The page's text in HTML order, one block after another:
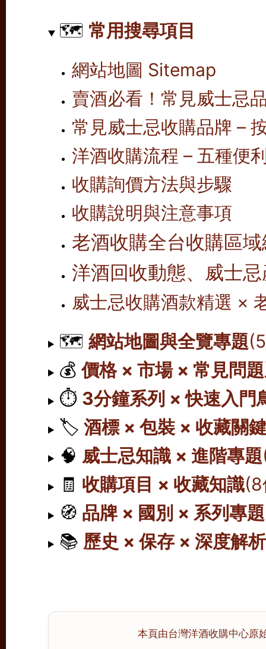
🗺️ 常用搜尋項目
網站地圖 Sitemap
賣酒必看！常見威士忌
常見威士忌收購品牌 –
洋酒收購流程 – 五種便
收購詢價方法與步驟
收購說明與注意事項
老酒收購全台收購區
洋酒回收動態、威士
威士忌收購酒款精選 ×
🗺️網站地圖與全覽專題
💰價格 × 市場 × 常見問
⏱️ 3分鐘系列 × 快速入門
🏷️酒標 × 包裝 × 收藏關
🧠 威士忌知識 × 進階專題
🧾 收購項目 × 收藏知識
🧭 品牌 × 國別 × 系列專題
📚 歷史 × 保存 × 深度解析
本頁由台灣洋酒收購中心原